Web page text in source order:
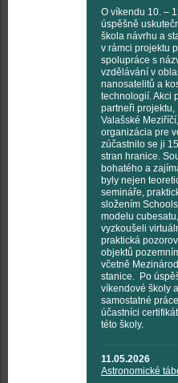
O víkendu 10. –
úspěšně
škola návrhu a
v rámci projektu
spolupráce s
vzdělávání v
nanosatelitů a
technologií. Akci
partneři projektu,
Valašské
organizácia pre
zúčastnilo se ji
stran hranice.
bohatého a
byly nejen
semináře,
složením
modelu
vyzkoušeli
praktická
objektů
včetně
stanice. Po
víkendové školy
samostatné
účastníci
této školy.
11.05.2026
Astronomické